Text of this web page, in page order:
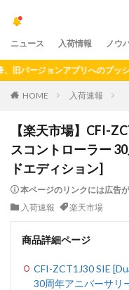
ニュース 入荷情報 ノウ
ジョンアプリへのプッシュ通
HOME 入荷速報
【楽天市場】CFI-
スコントローラー
ドエディション]
本ページのリンクには広告
入荷速報
楽天市場
商品詳細ページ
CFI-ZCT1J30 SIE
30周年アニバーサリ